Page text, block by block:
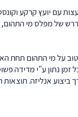
עם יועץ קרקע
של מפלס מי התהום,
על מי התהום תחת
נתון ע"י מדידה
אנליזה. תוצאות